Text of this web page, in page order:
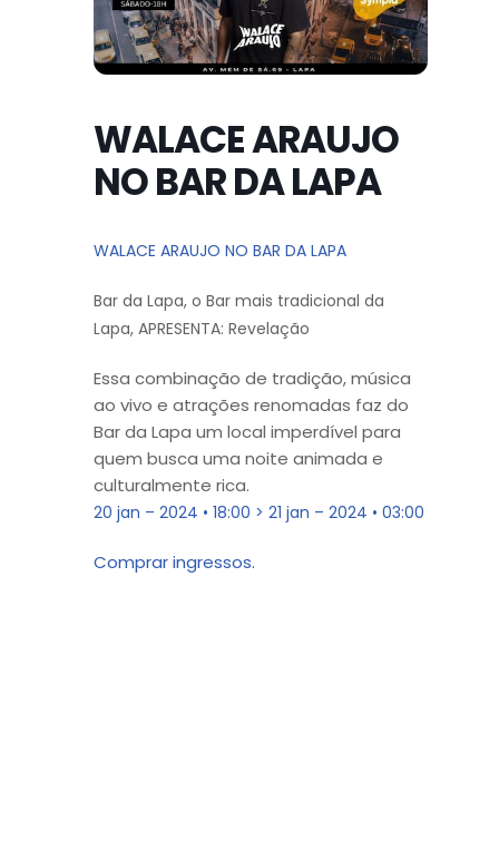
WALACE ARAUJO
NO BAR DA LAPA
WALACE ARAUJO NO BAR DA LAPA
Bar da Lapa, o Bar mais tradicional da
Lapa, APRESENTA: Revelação
Essa combinação de tradição, música
ao vivo e atrações renomadas faz do
Bar da Lapa um local imperdível para
quem busca uma noite animada e
culturalmente rica.
20 jan – 2024 • 18:00 > 21 jan – 2024 • 03:00
Comprar ingressos.